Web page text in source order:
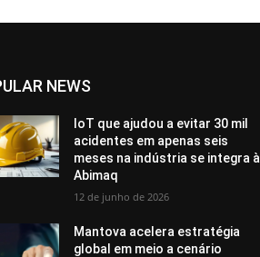
NEWS
IoT que ajudou a evitar 30 mil
acidentes em apenas seis
meses na indústria se integra à
Abimaq
12 de junho de 2026
Mantova acelera estratégia
global em meio a cenário